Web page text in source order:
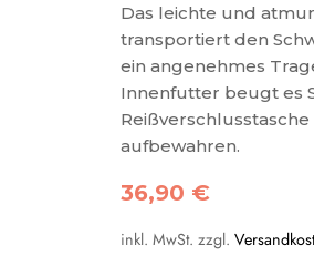
Das leichte und
transportiert den
ein angenehmes
Innenfutter beugt es
aufbewahren.
36,90 €
inkl. MwSt. zzgl.